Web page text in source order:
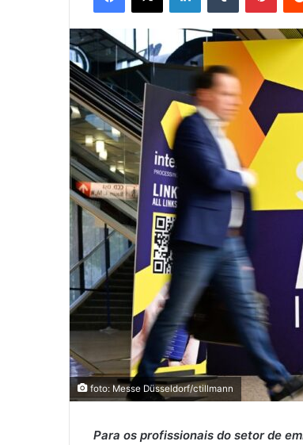
foto: Messe Düsseldorf/ctillmann
Para os profissionais do setor de